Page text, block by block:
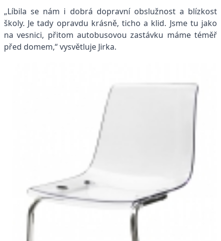
„Líbila se nám i dobrá dopravní obslužnost a blízkost
školy. Je tady opravdu krásně, ticho a klid. Jsme tu jako
na vesnici, přitom autobusovou zastávku máme téměř
před domem,“ vysvětluje Jirka.